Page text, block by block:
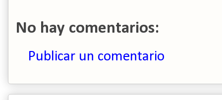
No hay comentarios:
Publicar un comentario